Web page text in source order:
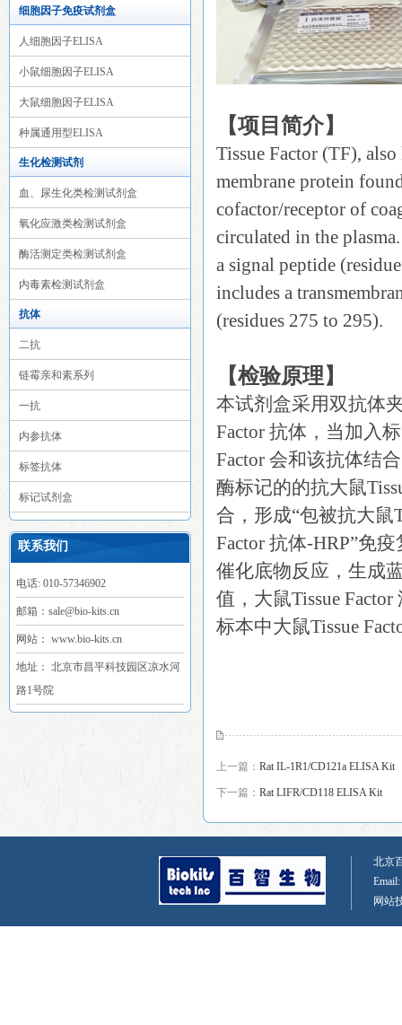
细胞因子免疫试剂盒
人细胞因子ELISA
小鼠细胞因子ELISA
大鼠细胞因子ELISA
种属通用型ELISA
生化检测试剂
血、尿生化类检测试剂盒
氧化应激类检测试剂盒
酶活测定类检测试剂盒
内毒素检测试剂盒
抗体
二抗
链霉亲和素系列
一抗
内参抗体
标签抗体
标记试剂盒
联系我们
电话: 010-57346902
邮箱：sale@bio-kits.cn
网站： www.bio-kits.cn
地址： 北京市昌平科技园区凉水河
路1号院
【项目简介】
Tissue Factor (TF),
membrane protein
cofactor/receptor of
circulated in the
a signal peptide
includes a
(residues 275 to 295).
【检验原理】
本试剂盒采用双抗体
Factor 抗体，当加入
Factor 会和该抗体结
酶标记的的抗大鼠
合，形成“包被抗大鼠
Factor 抗体-HRP”免
催化底物反应，生成
值，大鼠Tissue
标本中大鼠Tissue
上一篇： Rat IL-1R1/CD121a ELISA Kit
下一篇： Rat LIFR/CD118 ELISA Kit
北京
网站